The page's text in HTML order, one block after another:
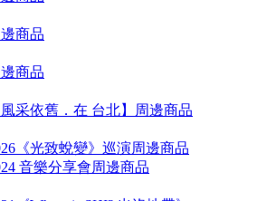
商品
商品
風采依舊．在 台北】周邊商品
《光致蛻變》巡演周邊商品
音樂分享會周邊商品